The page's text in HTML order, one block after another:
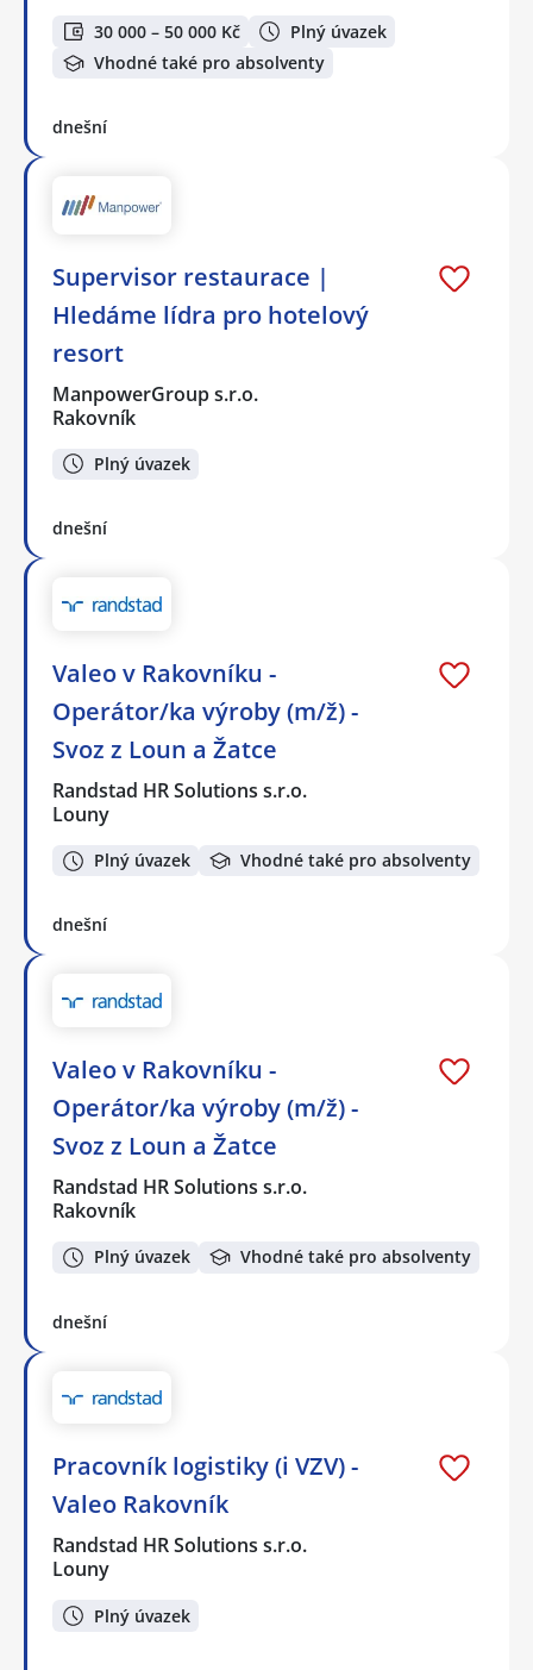
30 000 – 50 000 Kč
Plný úvazek
Vhodné také pro absolventy
dnešní
Supervisor restaurace |
Hledáme lídra pro hotelový
resort
ManpowerGroup s.r.o.
Rakovník
Plný úvazek
dnešní
Valeo v Rakovníku -
Operátor/ka výroby (m/ž) -
Svoz z Loun a Žatce
Randstad HR Solutions s.r.o.
Louny
Plný úvazek Vhodné také pro absolventy
dnešní
Valeo v Rakovníku -
Operátor/ka výroby (m/ž) -
Svoz z Loun a Žatce
Randstad HR Solutions s.r.o.
Rakovník
Plný úvazek Vhodné také pro absolventy
dnešní
Pracovník logistiky (i VZV) -
Valeo Rakovník
Randstad HR Solutions s.r.o.
Louny
Plný úvazek